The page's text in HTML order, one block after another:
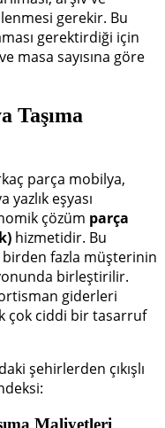
gerekir. Bu
gerektirdiği için
masa sayısına göre
Taşıma
parça mobilya,
yazlık eşyası
çözüm parça
hizmetidir. Bu
birden fazla müşterinin
birleştirilir.
giderleri
çok ciddi bir tasarruf
şehirlerden çıkışlı
Maliyetleri